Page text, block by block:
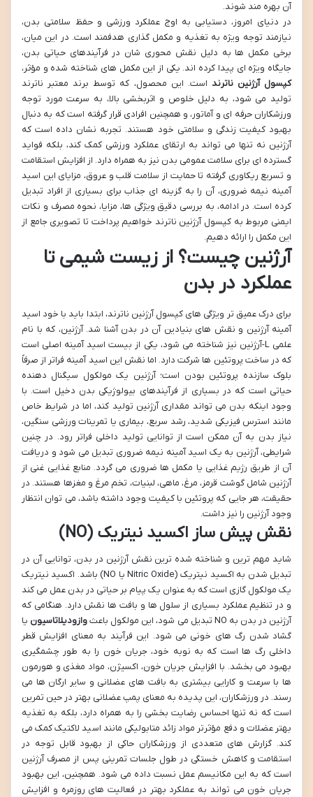
آن بهره مند شوند.
در دنیای امروز، دستیابی به اوج عملکرد ورزشی و حفظ سلامتی بدن،
نیازمند توجه ویژه به تغذیه و مکمل گذاری هدفمند است. در این میان،
برخی مکمل ها به دلیل نقش محوری شان در فرآیندهای حیاتی بدن،
جایگاه ویژه ای پیدا کرده اند. یکی از این مکمل های شناخته شده و مؤثر،
کپسول آرژنین ناترند است. این محصول، که توسط برند معتبر ناترند
تولید می شود، به دلیل خلوص و اثربخشی بالا، به سرعت مورد توجه
ورزشکاران حرفه ای و آماتور، و همچنین افرادی قرار گرفته است که به دنبال
بهبود کیفیت زندگی و سلامتی خود هستند. تجربه نشان داده است که
آرژنین نه تنها می تواند به ارتقای عملکرد ورزشی کمک کند، بلکه فواید
گسترده ای برای سلامت عمومی بدن نیز به همراه دارد. از افزایش استقامت
و تسریع ریکاوری گرفته تا حمایت از سلامت قلب و عروق، مزایای این اسید
آمینه نیمه ضروری، آن را به گزینه ای جذاب برای بسیاری از افراد تبدیل
کرده است. در ادامه، به بررسی دقیق ویژگی ها، مزایا، نحوه مصرف و نکات
ایمنی مربوط به کپسول آرژنین ناترند خواهیم پرداخت تا تصویری جامع از
این مکمل را ارائه دهیم.
آرژنین چیست؟ از زیست شیمی تا
عملکرد در بدن
برای درک عمیق تر ویژگی های کپسول آرژنین ناترند، ابتدا باید با خود اسید
آمینه آرژنین و نقش های بنیادین آن در بدن آشنا شد. آرژنین، که با نام
علمی L-آرژنین نیز شناخته می شود، یکی از بیست اسید آمینه اصلی است
که در ساخت پروتئین ها شرکت دارد. اما نقش این اسید آمینه فراتر از صرفاً
بلوک سازنده پروتئین بودن است؛ آرژنین یک مولکول سیگنال دهنده
حیاتی است که در بسیاری از فرآیندهای بیولوژیکی بدن دخیل است. با
وجود اینکه بدن می تواند مقداری آرژنین تولید کند، اما در شرایط خاص
مانند استرس فیزیکی شدید، رشد سریع، بیماری یا تمرینات ورزشی سنگین،
نیاز بدن به آن ممکن است از توانایی تولید داخلی فراتر رود. در چنین
شرایطی، آرژنین به یک اسید آمینه نیمه ضروری تبدیل می شود و دریافت
آن از طریق رژیم غذایی یا مکمل ها ضروری می گردد. منابع غذایی غنی از
آرژنین شامل گوشت قرمز، مرغ، ماهی، لبنیات، تخم مرغ و مغزها هستند. در
حقیقت، هر جایی که پروتئین با کیفیت وجود داشته باشد، می توان انتظار
وجود آرژنین را نیز داشت.
نقش پیش ساز اکسید نیتریک (NO)
شاید مهم ترین و شناخته شده ترین نقش آرژنین در بدن، توانایی آن در
تبدیل شدن به اکسید نیتریک (Nitric Oxide یا NO) باشد. اکسید نیتریک
یک مولکول گازی است که به عنوان یک پیام بر حیاتی در بدن عمل می کند
و در تنظیم عملکرد بسیاری از سلول ها و بافت ها نقش دارد. هنگامی که
آرژنین در بدن به NO تبدیل می شود، این مولکول باعث
وازودیلاتاسیون یا
گشاد شدن رگ های خونی می شود. این فرآیند به معنای افزایش قطر
داخلی رگ ها است که به نوبه خود، جریان خون را به طور چشمگیری
بهبود می بخشد. با افزایش جریان خون، اکسیژن، مواد مغذی و هورمون
ها با سرعت و کارایی بیشتری به بافت های عضلانی و سایر ارگان ها می
رسند. در ورزشکاران، این پدیده به معنای پمپ عضلانی بهتر در حین تمرین
است که نه تنها احساس رضایت بخشی را به همراه دارد، بلکه به تغذیه
بهتر عضلات و دفع مؤثرتر مواد زائد متابولیکی مانند اسید لاکتیک کمک می
کند. گزارش های متعددی از ورزشکاران حاکی از بهبود قابل توجه در
استقامت و کاهش خستگی در طول جلسات تمرینی پس از مصرف آرژنین
است که به این مکانیسم عمل نسبت داده می شود. همچنین، این بهبود
جریان خون می تواند به عملکرد بهتر در فعالیت های روزمره و افزایش